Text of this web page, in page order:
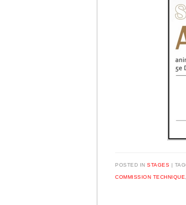
POSTED IN STAGES |
COMMISSION TECHNIQUE